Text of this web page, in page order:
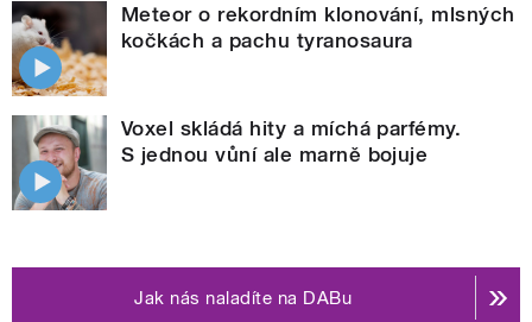
Meteor o rekordním klonování, mlsných
kočkách a pachu tyranosaura
Voxel skládá hity a míchá parfémy.
S jednou vůní ale marně bojuje
Jak nás naladíte na DABu